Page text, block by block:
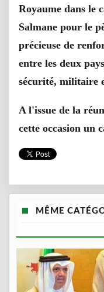
Royaume dans le
Salmane pour le
précieuse de
entre les deux
sécurité, militaire
A l'issue de la
cette occasion un
MÊME